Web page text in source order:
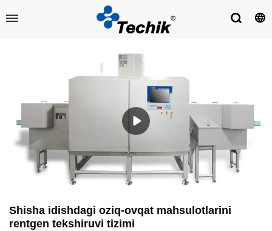
Shisha idishdagi oziq-ovqat mahsulotlarini
rentgen tekshiruvi tizimi